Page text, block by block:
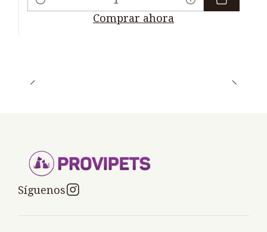
Cantidad
Comprar ahora
Síguenos